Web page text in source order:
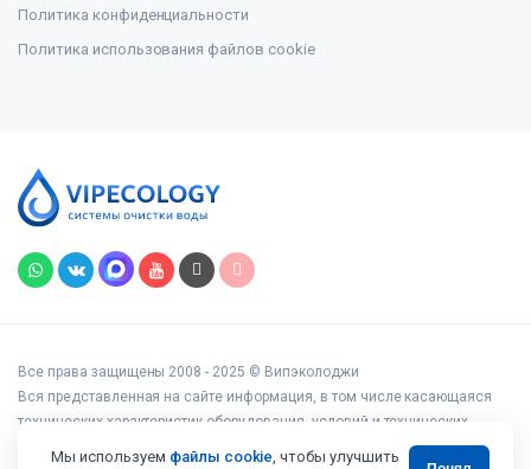
Политика конфиденциальности
Политика использования файлов cookie
Все права защищены 2008 - 2025 © Випэколоджи
Вся представленная на сайте информация, в том числе касающаяся
технических характеристик оборудования, условий и технических
возможностей подключения, наличия на складе, стоимости товаров и
Мы используем файлы cookie, чтобы улучшить